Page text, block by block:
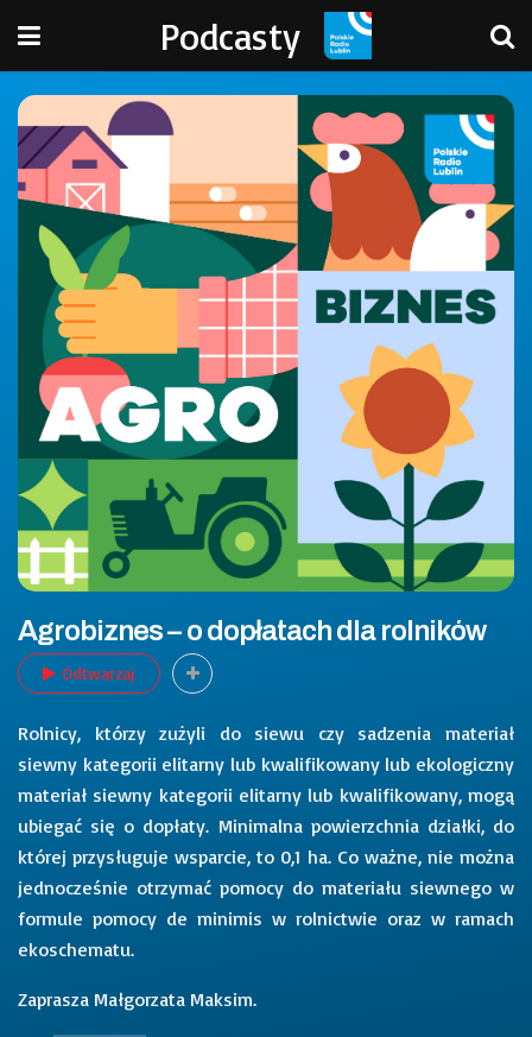
Podcasty
Agrobiznes – o dopłatach dla rolników
Odtwarzaj
Rolnicy, którzy zużyli do siewu czy sadzenia materiał
siewny kategorii elitarny lub kwalifikowany lub ekologiczny
materiał siewny kategorii elitarny lub kwalifikowany, mogą
ubiegać się o dopłaty. Minimalna powierzchnia działki, do
której przysługuje wsparcie, to 0,1 ha. Co ważne, nie można
jednocześnie otrzymać pomocy do materiału siewnego w
formule pomocy de minimis w rolnictwie oraz w ramach
ekoschematu.
Zaprasza Małgorzata Maksim.